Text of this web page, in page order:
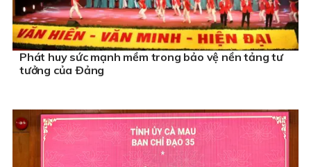
Phát huy sức mạnh mềm trong bảo vệ nền tảng tư
tưởng của Ðảng